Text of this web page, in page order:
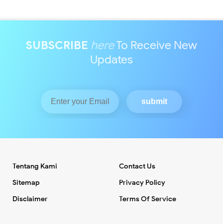
SUBSCRIBE hereTo Receive New
Updates
Tentang Kami
Contact Us
Sitemap
Privacy Policy
Disclaimer
Terms Of Service